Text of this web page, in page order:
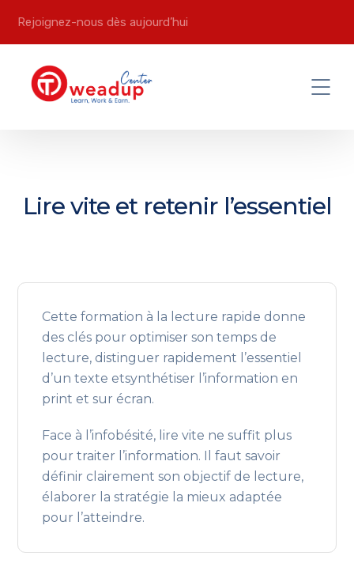
Rejoignez-nous dès aujourd’hui
Lire vite et retenir l’essentiel
Cette formation à la lecture rapide donne
des clés pour optimiser son temps de
lecture, distinguer rapidement l’essentiel
d’un texte etsynthétiser l’information en
print et sur écran.
Face à l’infobésité, lire vite ne suffit plus
pour traiter l’information. Il faut savoir
définir clairement son objectif de lecture,
élaborer la stratégie la mieux adaptée
pour l’atteindre.